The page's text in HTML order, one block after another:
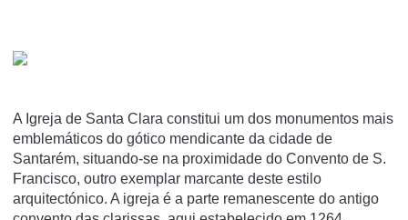
A Igreja de Santa Clara constitui um dos monumentos mais
emblemáticos do gótico mendicante da cidade de
Santarém, situando-se na proximidade do Convento de S.
Francisco, outro exemplar marcante deste estilo
arquitectónico. A igreja é a parte remanescente do antigo